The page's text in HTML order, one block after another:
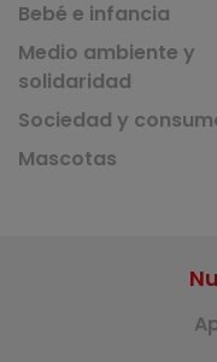
Bebé e infancia
Medio ambiente y
solidaridad
Sociedad y
Mascotas